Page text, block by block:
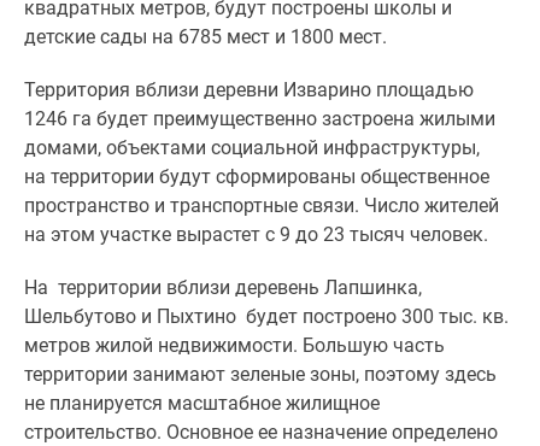
новостроек
Экспертиза
Экология
Москвы
Подмосковья
Студии
комнатные
комнатные
комнатные
квадратных метров, будут построены школы и
детские сады на 6785 мест и 1800 мест.
Территория вблизи деревни Изварино площадью
1246 га будет преимущественно застроена жилыми
домами, объектами социальной инфраструктуры,
на территории будут сформированы общественное
пространство и транспортные связи. Число жителей
на этом участке вырастет с 9 до 23 тысяч человек.
На территории вблизи деревень Лапшинка,
Шельбутово и Пыхтино будет построено 300 тыс. кв.
метров жилой недвижимости. Большую часть
территории занимают зеленые зоны, поэтому здесь
не планируется масштабное жилищное
строительство. Основное ее назначение определено